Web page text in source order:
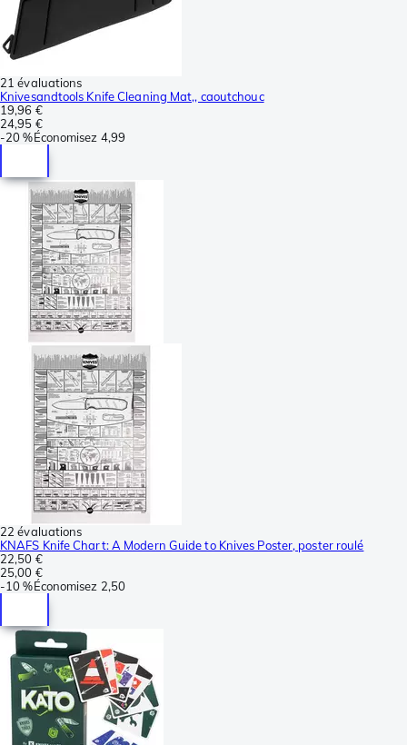
21 évaluations
Knivesandtools Knife Cleaning Mat,, caoutchouc
19,96 €
24,95 €
-20 %Économisez 4,99
22 évaluations
KNAFS Knife Chart: A Modern Guide to Knives Poster, poster roulé
22,50 €
25,00 €
-10 %Économisez 2,50